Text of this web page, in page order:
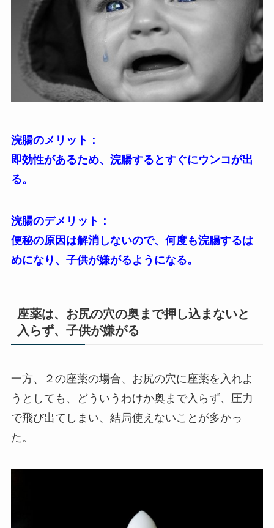
浣腸のメリット：
即効性があるため、浣腸するとすぐにウンコが出
る。
浣腸のデメリット：
便秘の原因は解消しないので、何度も浣腸するは
めになり、子供が嫌がるようになる。
座薬は、お尻の穴の奥まで押し込まないと
入らず、子供が嫌がる
一方、２の座薬の場合、お尻の穴に座薬を入れよ
うとしても、どういうわけか奥まで入らず、圧力
で飛び出てしまい、結局使えないことが多かっ
た。